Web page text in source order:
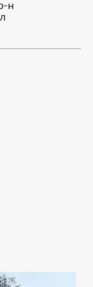
н